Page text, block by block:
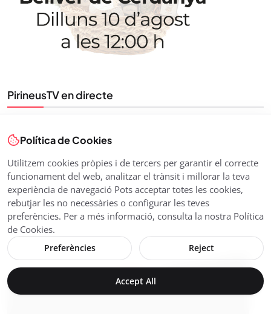
PirineusTV en directe
Política de Cookies
Utilitzem cookies pròpies i de tercers per garantir el correcte
funcionament del web, analitzar el trànsit i millorar la teva
experiència de navegació Pots acceptar totes les cookies,
rebutjar les no necessàries o configurar les teves
preferències. Per a més informació, consulta la nostra Política
de Cookies.
Preferències Reject
Accept All